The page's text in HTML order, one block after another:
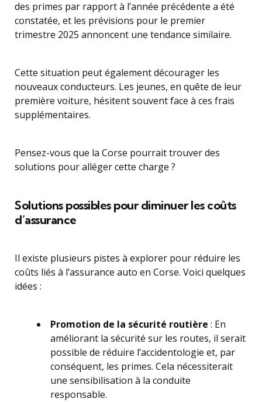
des primes par rapport à l’année précédente a été
constatée, et les prévisions pour le premier
trimestre 2025 annoncent une tendance similaire.
Cette situation peut également décourager les
nouveaux conducteurs. Les jeunes, en quête de leur
première voiture, hésitent souvent face à ces frais
supplémentaires.
Pensez-vous que la Corse pourrait trouver des
solutions pour alléger cette charge ?
Solutions possibles pour diminuer les coûts
d’assurance
Il existe plusieurs pistes à explorer pour réduire les
coûts liés à l’assurance auto en Corse. Voici quelques
idées :
Promotion de la sécurité routière : En
améliorant la sécurité sur les routes, il serait
possible de réduire l’accidentologie et, par
conséquent, les primes. Cela nécessiterait
une sensibilisation à la conduite
responsable.